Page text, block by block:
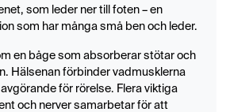
som leder ner till foten – en
som har många små ben och leder.
en båge som absorberar stötar och
Hälsenan förbinder vadmusklerna
för rörelse. Flera viktiga
och nerver samarbetar för att